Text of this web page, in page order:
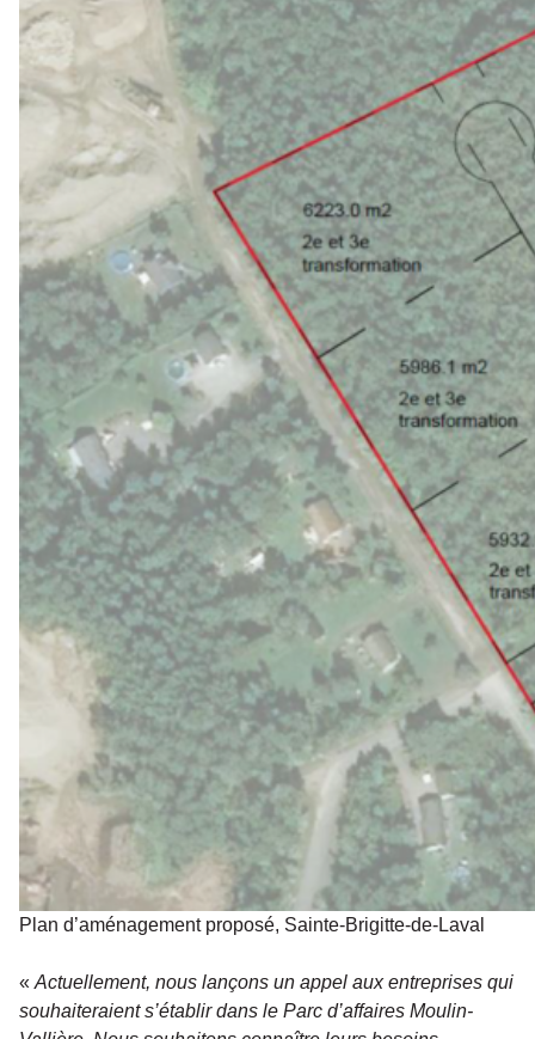
Plan d’aménagement proposé, Sainte-Brigitte-de-Laval
« Actuellement, nous lançons un appel aux entreprises qui
souhaiteraient s’établir dans le Parc d’affaires Moulin-